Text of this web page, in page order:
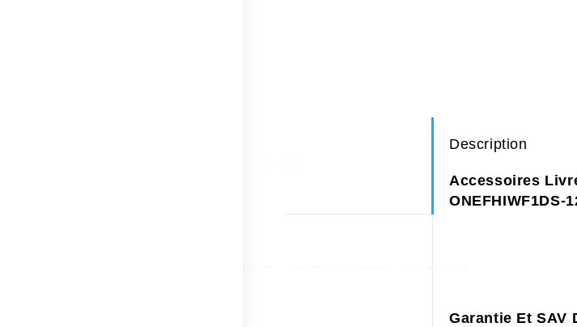
Description
Accessoires
ONEFHIWF1DS-
Garantie Et SAV